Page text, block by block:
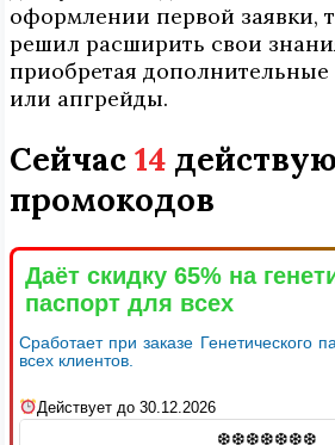
оформлении первой заявки,
решил расширить свои
приобретая дополнительные
или апгрейды.
Сейчас 14
промокодов
Даёт скидку 65% на
паспорт для всех
Сработает при заказе Генетического
всех клиентов.
Действует до 30.12.2026